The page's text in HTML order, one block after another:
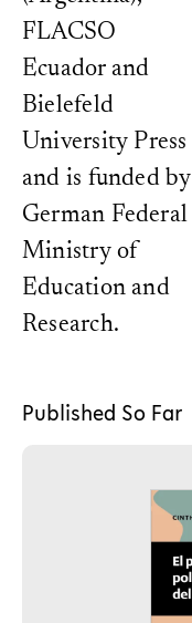
FLACSO
Ecuador and
Bielefeld
University Press
and is funded by
German Federal
Ministry of
Education and
Research.
Published So Far